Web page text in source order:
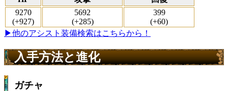
9270
(+927)
5692
(+285)
399
(+60)
▶他のアシスト装備検索はこちらから！
入手方法と進化
ガチャ